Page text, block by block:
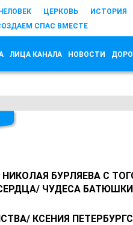
ЦЕРКОВЬ ИСТОРИЯ
СПАС ВМЕСТЕ
ЛИЦА КАНАЛА НОВОСТИ
БУРЛЯЕВА С
ЧУДЕСА
КСЕНИЯ